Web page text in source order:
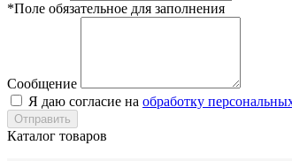
*Поле обязательное для заполнения
Сообщение
Я даю согласие на обработку
Каталог товаров